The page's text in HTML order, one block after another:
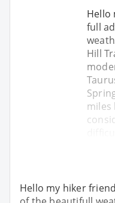
Hello
full
Hill
miles
Hello my hiker